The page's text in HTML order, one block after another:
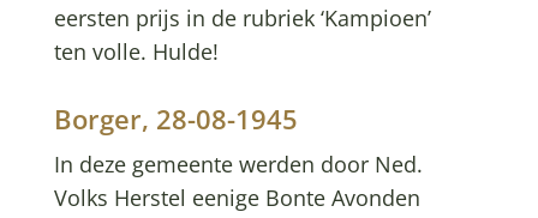
eersten prijs in de rubriek ‘Kampioen’
ten volle. Hulde!
Borger, 28-08-1945
In deze gemeente werden door Ned.
Volks Herstel eenige Bonte Avonden